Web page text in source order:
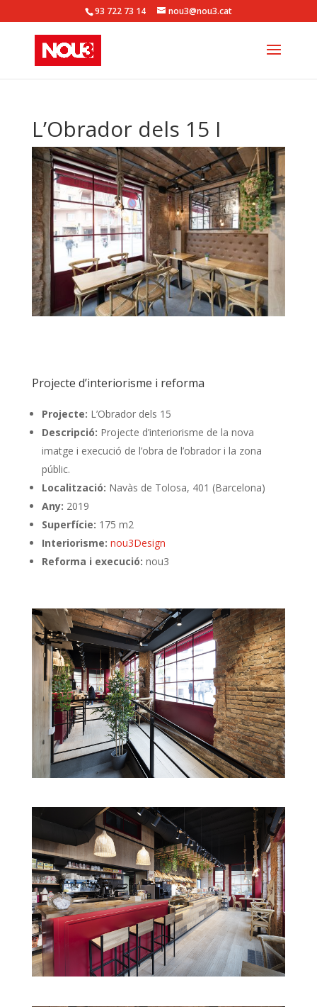
93 722 73 14 nou3@nou3.cat
L’Obrador dels 15 I
Projecte d’interiorisme i reforma
Projecte: L’Obrador dels 15
Descripció: Projecte d’interiorisme de la nova
imatge i execució de l’obra de l’obrador i la zona
públic.
Localització: Navàs de Tolosa, 401 (Barcelona)
Any: 2019
Superfície: 175 m2
Interiorisme: nou3Design
Reforma i execució: nou3